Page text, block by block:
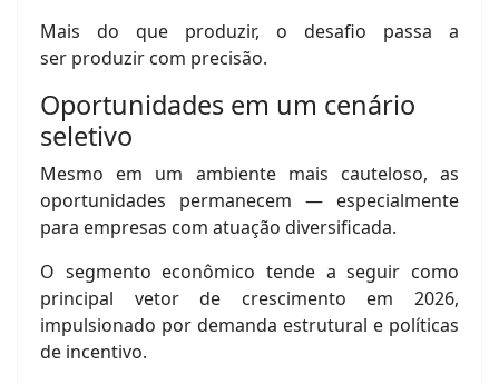
Mais do que produzir, o desafio passa a
ser produzir com precisão.
Oportunidades em um cenário
seletivo
Mesmo em um ambiente mais cauteloso, as
oportunidades permanecem — especialmente
para empresas com atuação diversificada.
O segmento econômico tende a seguir como
principal vetor de crescimento em 2026,
impulsionado por demanda estrutural e políticas
de incentivo.